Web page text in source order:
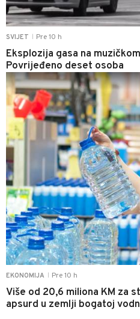
SVIJET Pre 10 h
Eksplozija gasa na
Povrijeđeno deset osoba
EKONOMIJA Pre 10 h
Više od 20,6 miliona KM za
apsurd u zemlji bogatoj